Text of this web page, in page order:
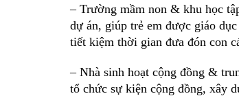
– Trường mầm non & khu học
dự án, giúp trẻ em được giáo
tiết kiệm thời gian đưa đón con
– Nhà sinh hoạt cộng đồng &
tổ chức sự kiện cộng đồng, xây